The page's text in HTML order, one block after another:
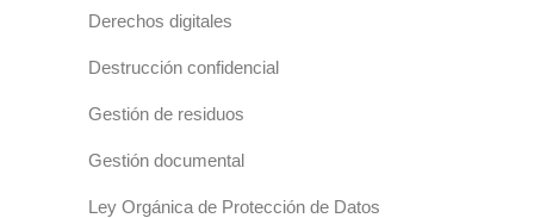
Derechos digitales
Destrucción confidencial
Gestión de residuos
Gestión documental
Ley Orgánica de Protección de Datos